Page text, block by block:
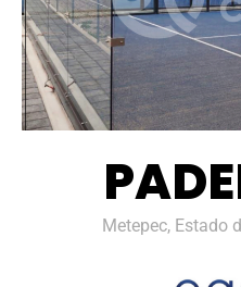
Metepec, Estado